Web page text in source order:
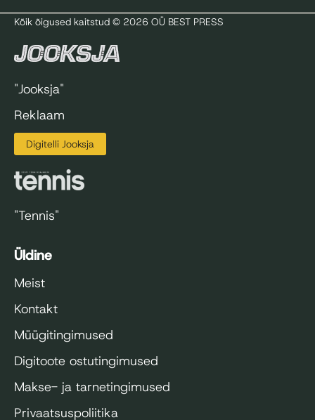
Kõik õigused kaitstud © 2026 OÜ BEST PRESS
"Jooksja"
Reklaam
Digitelli Jooksja
"Tennis"
Üldine
Meist
Kontakt
Müügitingimused
Digitoote ostutingimused
Makse- ja tarnetingimused
Privaatsuspoliitika